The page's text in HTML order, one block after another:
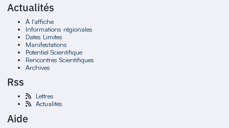
Actualités
À l'affiche
Informations régionales
Dates Limites
Manifestations
Potentiel Scientifique
Rencontres Scientifiques
Archives
Rss
Lettres
Actualités
Aide